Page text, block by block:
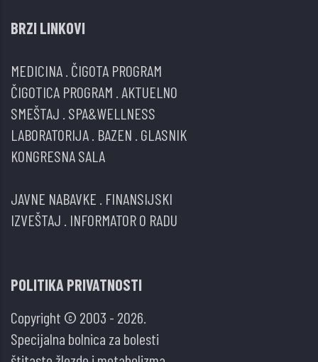
BRZI LINKOVI
MEDICINA ČIGOTA PROGRAM
ČIGOTICA PROGRAM AKTUELNO
SMEŠTAJ SPA&WELLNESS
LABORATORIJA BAZEN GLASNIK
KONGRESNA SALA
JAVNE NABAVKE FINANSIJSKI
IZVEŠTAJ INFORMATOR O RADU
POLITIKA PRIVATNOSTI
Copyright © 2003 - 2026.
Specijalna bolnica za bolesti